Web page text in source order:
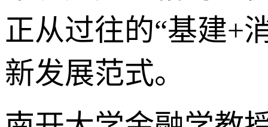
正从过往的“基建+
新发展范式。